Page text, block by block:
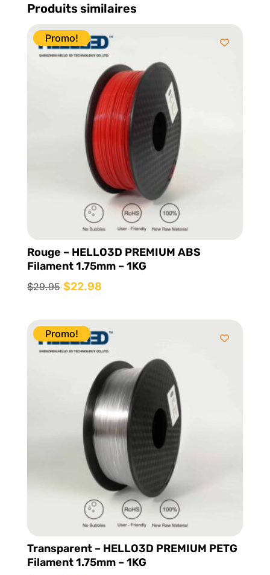
Produits similaires
Promo!
Rouge – HELLO3D PREMIUM ABS
Filament 1.75mm – 1KG
$29.95 Le
initial
était :
$29.95.
$22.98Le
actuel
est :
$22.98.
Promo!
Transparent – HELLO3D PREMIUM PETG
Filament 1.75mm – 1KG